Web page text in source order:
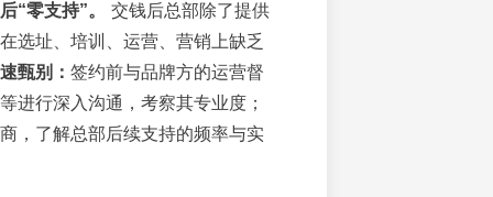
“零支持”。
交钱后总部除了提供
选址、培训、运营、营销上缺乏
甄别： 签约前与品牌方的运营督
进行深入沟通，考察其专业度；
，了解总部后续支持的频率与实